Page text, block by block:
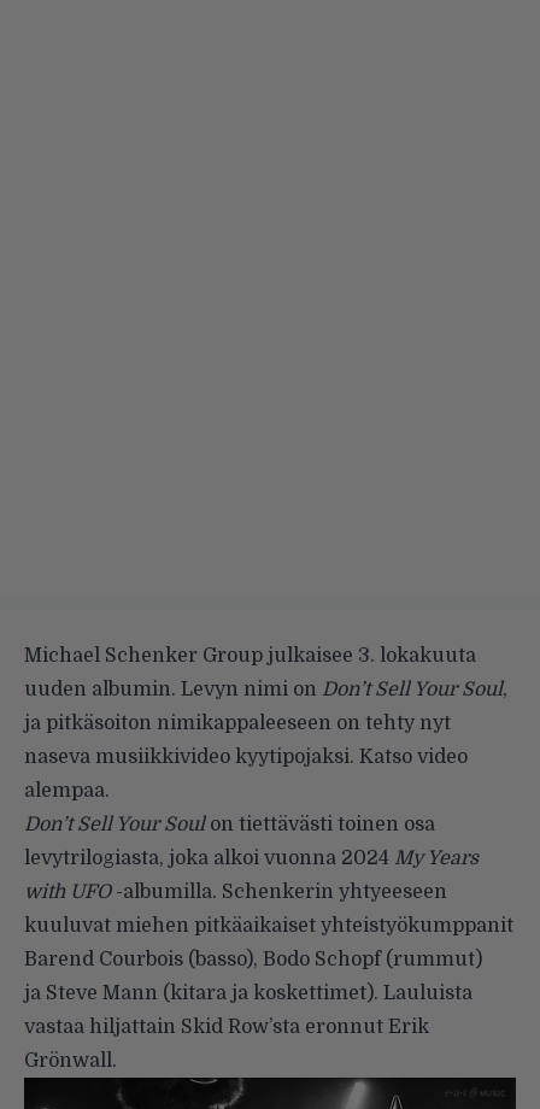
Michael Schenker Group julkaisee 3. lokakuuta
uuden albumin. Levyn nimi on Don’t Sell Your Soul,
ja pitkäsoiton nimikappaleeseen on tehty nyt
naseva musiikkivideo kyytipojaksi. Katso video
alempaa.
Don’t Sell Your Soulon tiettävästi toinen osa
levytrilogiasta, joka alkoi vuonna 2024 My Years
with UFO-albumilla. Schenkerin yhtyeeseen
kuuluvat miehen pitkäaikaiset yhteistyökumppanit
Barend Courbois (basso), Bodo Schopf (rummut)
ja Steve Mann (kitara ja koskettimet). Lauluista
vastaa hiljattain Skid Row’sta eronnut Erik
Grönwall.